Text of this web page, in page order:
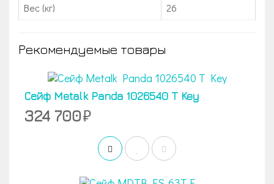
Вес (кг)
26
Рекомендуемые товары
Сейф Metalk Panda 1026540 T Key
324 700